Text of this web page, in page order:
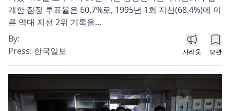
계한 잠정 투표율은 60.7%로, 1995년 1회 지선(68.4%)에 이
른 역대 지선 2위 기록을...
By:
Press: 한국일보 샤라웃 보관